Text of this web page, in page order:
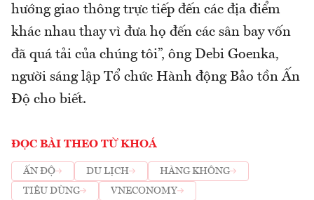
hướng giao thông trực tiếp đến các địa điểm
khác nhau thay vì đưa họ đến các sân bay vốn
đã quá tải của chúng tôi”, ông Debi Goenka,
người sáng lập Tổ chức Hành động Bảo tồn Ấn
Độ cho biết.
ĐỌC BÀI THEO TỪ KHOÁ
ẤN ĐỘ DU LỊCH
HÀNG KHÔNG
TIÊU DÙNG
VNECONOMY